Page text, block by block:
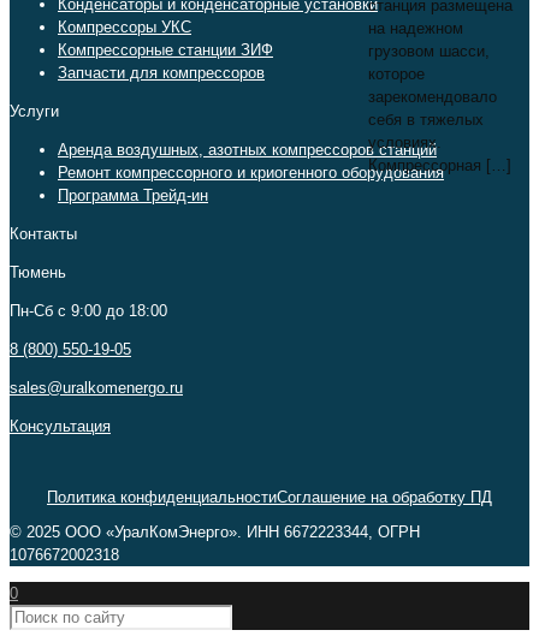
станция размещена
на надежном
грузовом шасси,
которое
зарекомендовало
себя в тяжелых
условиях.
Компрессорная […]
Конденсаторы и конденсаторные установки
Компрессоры УКС
Компрессорные станции ЗИФ
Запчасти для компрессоров
Услуги
Аренда воздушных, азотных компрессоров станций
Ремонт компрессорного и криогенного оборудования
Программа Трейд-ин
Контакты
Тюмень
Пн-Сб c 9:00 до 18:00
8 (800) 550-19-05
sales@uralkomenergo.ru
Консультация
Политика конфиденциальностиСоглашение на обработку ПД
© 2025 ООО «УралКомЭнерго». ИНН 6672223344, ОГРН
1076672002318
0